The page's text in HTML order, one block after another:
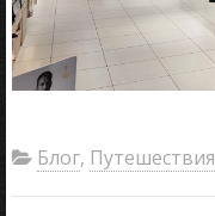
Блог, Путешествия